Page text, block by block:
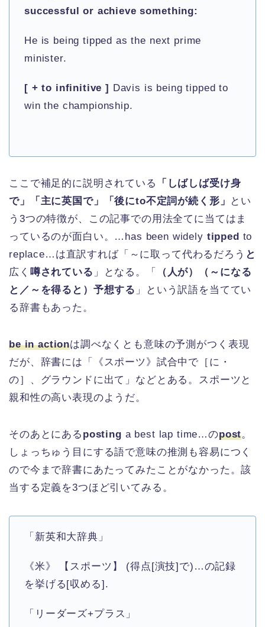
successful or achieve something:
He is being tipped as the next prime
minister.
[ + to infinitive ]
Davis is being tipped to
win the championship.
ここで補足的に説明されている
「しばしば受け身
で」「主に英国で」「後にto不定詞が続く形」
とい
う3つの特徴が、この記事での用法全てに当てはま
っているのが面白い。…has been widely tipped to
replace…は直訳すれば「～に取って代わるだろう と
広く 噂されている 」となる。「
（人が）（～になる
と／～を得ると）予想する 」という訳語を当ててい
る辞書もあった。
be in actionは調べなくとも意味の予測がつく表現
だが、辞書には「《スポーツ》試合中で［に・
の］、グラウンドに出て」などとある。スポーツと
親和性の高い表現のようだ。
そのあとにある posting a best lap time…のpost。
しょっちゅう目にする語で意味の推測も容易につく
ので今まで辞書にあたってみたことがなかった。該
当する定義を3つほど引いてみる。
「新英和大辞典」
《米》 【スポーツ】 (得点[演技]で)…の記録
を挙げる[収める].
「リーダーズ+プラス」